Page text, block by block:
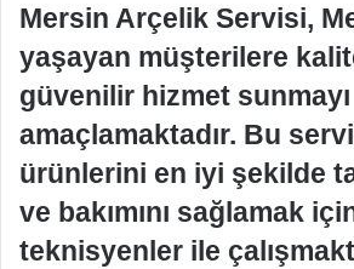
Mersin Arçelik Servisi,
yaşayan müşterilere
güvenilir hizmet sunmayı
amaçlamaktadır. Bu
ürünlerini en iyi şekilde
ve bakımını sağlamak
teknisyenler ile